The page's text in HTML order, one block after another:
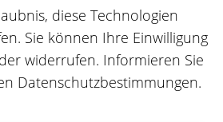
dass erneut zeichnerisch
Auch gut für den
und somit
diese Technologien
Sie können Ihre Einwilligung
widerrufen. Informieren Sie
Datenschutzbestimmungen.